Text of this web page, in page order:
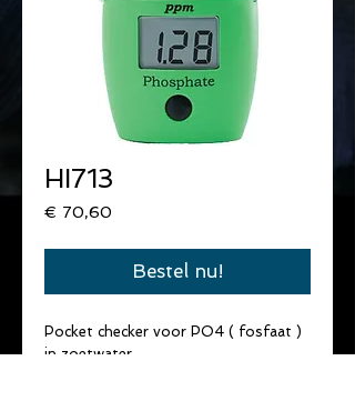
HI713
€ 70,60
Bestel nu!
Pocket checker voor PO4 ( fosfaat )
in zoetwater.